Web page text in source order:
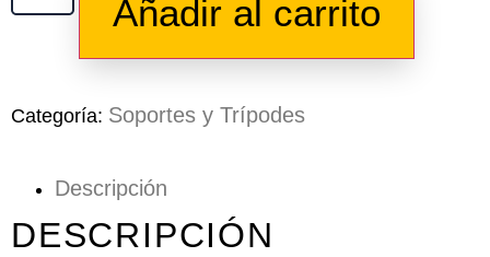
Añadir al carrito
Categoría: Soportes y Trípodes
Descripción
DESCRIPCIÓN